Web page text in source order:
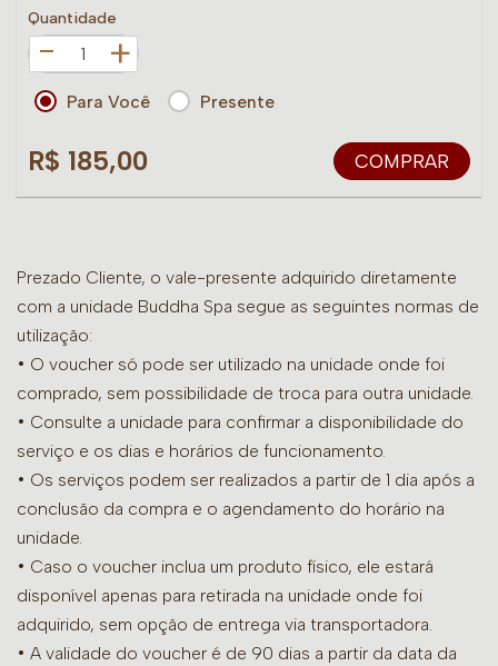
Quantidade
+
Para Você Presente
R$ 185,00 COMPRAR
Prezado Cliente, o vale-presente adquirido diretamente
com a unidade Buddha Spa segue as seguintes normas de
utilização:
• O voucher só pode ser utilizado na unidade onde foi
comprado, sem possibilidade de troca para outra unidade.
• Consulte a unidade para confirmar a disponibilidade do
serviço e os dias e horários de funcionamento.
• Os serviços podem ser realizados a partir de 1 dia após a
conclusão da compra e o agendamento do horário na
unidade.
• Caso o voucher inclua um produto físico, ele estará
disponível apenas para retirada na unidade onde foi
adquirido, sem opção de entrega via transportadora.
• A validade do voucher é de 90 dias a partir da data da